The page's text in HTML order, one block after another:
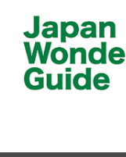
content
「日本のガイド